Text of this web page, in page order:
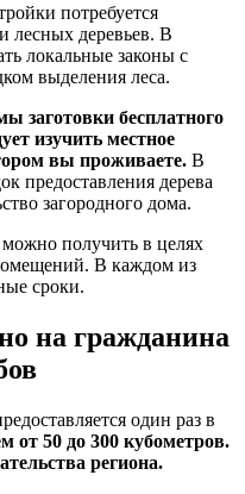
потребуется
лесных деревьев. В
локальные законы с
выделения леса.
заготовки бесплатного
изучить местное
вы проживаете. В
предоставления дерева
загородного дома.
получить в целях
В каждом из
сроки.
на гражданина
один раз в
от 50 до 300 кубометров.
региона.